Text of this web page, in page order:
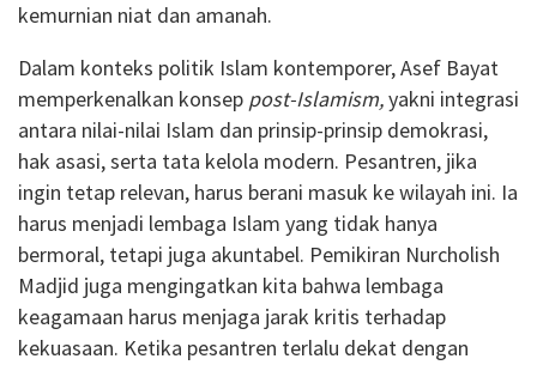
kemurnian niat dan amanah.
Dalam konteks politik Islam kontemporer, Asef Bayat
memperkenalkan konsep post-Islamism,yakni integrasi
antara nilai-nilai Islam dan prinsip-prinsip demokrasi,
hak asasi, serta tata kelola modern. Pesantren, jika
ingin tetap relevan, harus berani masuk ke wilayah ini. Ia
harus menjadi lembaga Islam yang tidak hanya
bermoral, tetapi juga akuntabel. Pemikiran Nurcholish
Madjid juga mengingatkan kita bahwa lembaga
keagamaan harus menjaga jarak kritis terhadap
kekuasaan. Ketika pesantren terlalu dekat dengan